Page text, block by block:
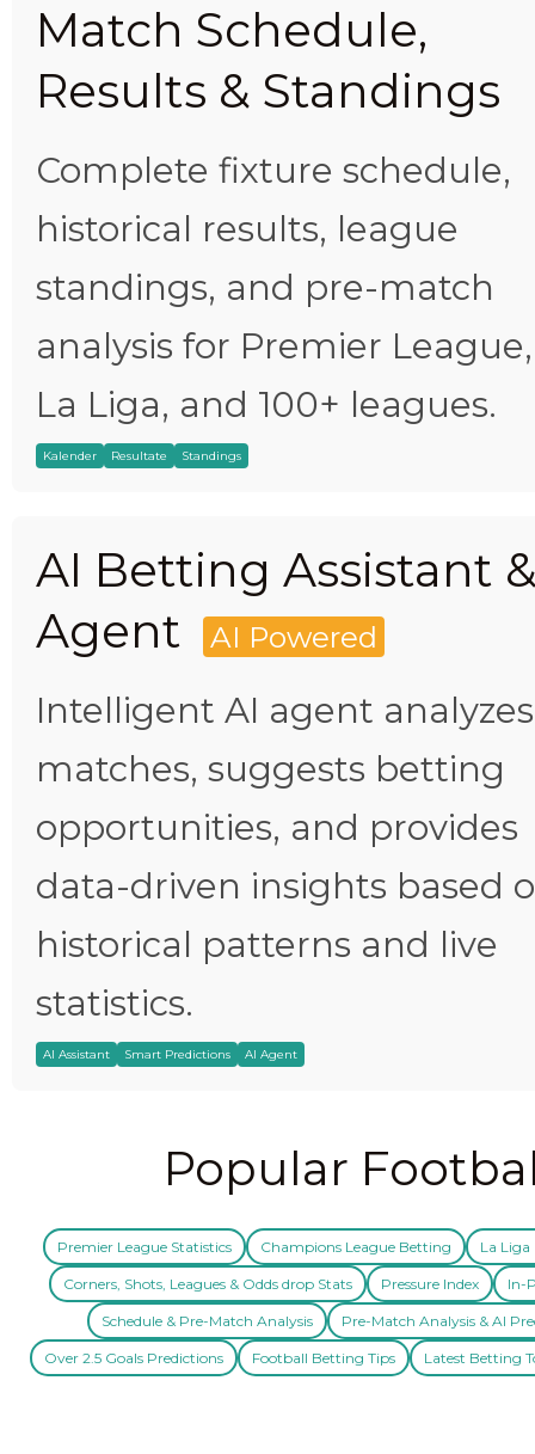
Match Schedule,
Results & Standings
Complete fixture schedule,
historical results, league
standings, and pre-match
analysis for Premier League,
La Liga, and 100+ leagues.
Kalender Resultate Standings
AI Betting Assistant
Agent
AI Powered
Intelligent AI agent analyzes
matches, suggests betting
opportunities, and provides
data-driven insights based
historical patterns and live
statistics.
AI Assistant Smart Predictions AI Agent
Popular
Premier League Statistics Champions League Betting La Liga
Corners, Shots, Leagues & Odds drop Stats Pressure Index In-
Schedule & Pre-Match Analysis Pre-Match Analysis & AI
Over 2.5 Goals Predictions Football Betting Tips Latest Betting